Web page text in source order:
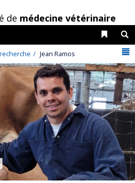
de médecine vétérinaire
Liens
Jean Ramos